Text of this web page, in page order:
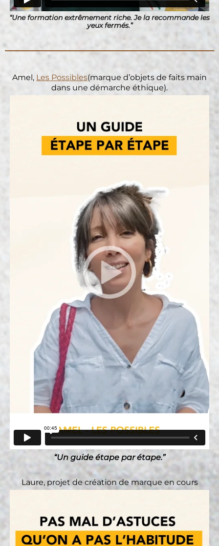
“Une formation extrêmement riche. Je la recommande les
yeux fermés.”
Amel, Les Possibles(marque d’objets de faits main
dans une démarche éthique).
“Un guide étape par étape.”
Laure, projet de création de marque en cours